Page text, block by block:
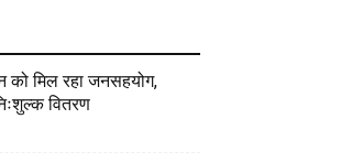
को मिल रहा जनसहयोग,
वितरण